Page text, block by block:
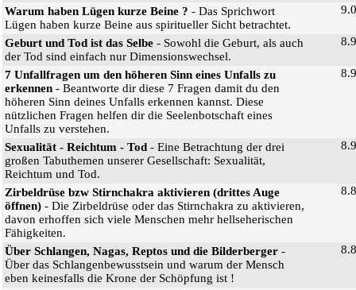
Warum haben Lügen kurze Beine ? - Das Sprichwort
Lügen haben kurze Beine aus spiritueller Sicht betrachtet.
9.0
Geburt und Tod ist das Selbe - Sowohl die Geburt, als auch
der Tod sind einfach nur Dimensionswechsel.
8.9
7 Unfallfragen um den höheren Sinn eines Unfalls zu
erkennen - Beantworte dir diese 7 Fragen damit du den
höheren Sinn deines Unfalls erkennen kannst. Diese
nützlichen Fragen helfen dir die Seelenbotschaft eines
Unfalls zu verstehen.
8.9
Sexualität - Reichtum - Tod - Eine Betrachtung der drei
großen Tabuthemen unserer Gesellschaft: Sexualität,
Reichtum und Tod.
8.9
Zirbeldrüse bzw Stirnchakra aktivieren (drittes Auge
öffnen) - Die Zirbeldrüse oder das Stirnchakra zu aktivieren,
davon erhoffen sich viele Menschen mehr hellseherischen
Fähigkeiten.
8.8
Über Schlangen, Nagas, Reptos und die Bilderberger -
Über das Schlangenbewusstsein und warum der Mensch
eben keinesfalls die Krone der Schöpfung ist !
8.8